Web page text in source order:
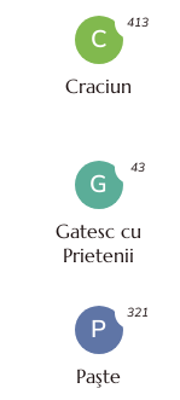
C
Craciun
413
G
Gatesc cu
Prietenii
43
P
Paşte
321